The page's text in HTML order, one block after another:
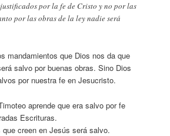
por la fe de Cristo y no por las
por las obras de la ley nadie será
mandamientos que Dios nos da que
salvo por buenas obras. Sino Dios
por nuestra fe en Jesucristo.
aprende que era salvo por fe
Escrituras.
creen en Jesús será salvo.